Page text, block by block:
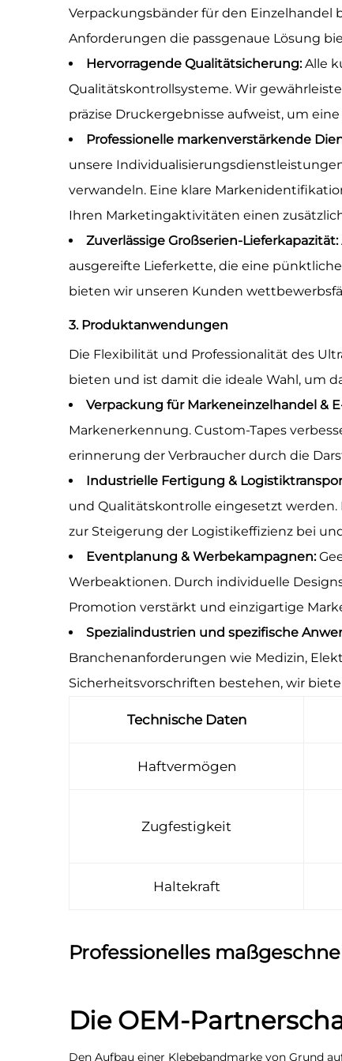
Verpackungsbänder für den
Anforderungen die passgenaue Lösung
Hervorragende Qualitätsicherung:Alle
Qualitätskontrollsysteme. Wir
präzise Druckergebnisse aufweist, um
Professionelle markenverstärkende
unsere
verwandeln. Eine klare
Ihren Marketingaktivitäten einen
Zuverlässige Großserien-Lieferkapazität:
ausgereifte Lieferkette, die eine
bieten wir unseren Kunden
3. Produktanwendungen
Die Flexibilität und Professionalität des
bieten und ist damit die ideale Wahl, um
Verpackung für Markeneinzelhandel &
Markenerkennung. Custom-Tapes
erinnerung der Verbraucher durch die
Industrielle Fertigung &
und Qualitätskontrolle eingesetzt
zur Steigerung der Logistikeffizienz bei
Eventplanung & Werbekampagnen:
Werbeaktionen. Durch individuelle
Promotion verstärkt und einzigartige
Spezialindustrien und spezifische
Branchenanforderungen wie Medizin,
Sicherheitsvorschriften bestehen, wir
Technische Daten
Haftvermögen
Zugfestigkeit
Haltekraft
Professionelles
Die OEM-
Den Aufbau einer Klebebandmarke von Grund